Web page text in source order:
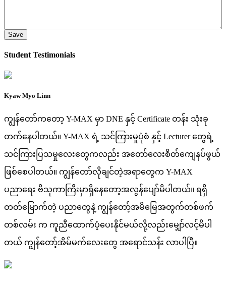
Student Testimonials
Kyaw Myo Linn
ကျွန်တော်ကတော့ Y-MAX မှာ DNE နှင့် Certificate တန်း သုံးခု
တက်နေပါတယ်။ Y-MAX ရဲ့ သင်ကြားမှုပုံစံ နှင့် Lecturer တွေရဲ့
သင်ကြားပြသမှုလေးတွေကလည်း အတော်လေးစိတ်ကျေနပ်ဖွယ်
ဖြစ်စေပါတယ်။ ကျွန်တော်လိုချင်တဲ့အရာတွေက Y-MAX
ပညာရေး ဗိသုကာကြီးမှာရှိနေတော့အလွန်ပျော်မိပါတယ်။ ရရှိ
တတ်မြောက်တဲ့ ပညာတွေနဲ့ ကျွန်တော့်အမိမြေအတွက်တစ်ဖက်
တစ်လမ်း က ကူညီထောက်ပံ့ပေးနိုင်မယ်လို့လည်းမျှော်လင့်မိပါ
တယ် ကျွန်တော့်အိမ်မက်လေးတွေ အရောင်သန်း လာပါပြီ။